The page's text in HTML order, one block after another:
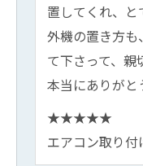
置してくれ、
外機の置き方も
て下さって、親
本当にありがと
★★★★★
エアコン取り付